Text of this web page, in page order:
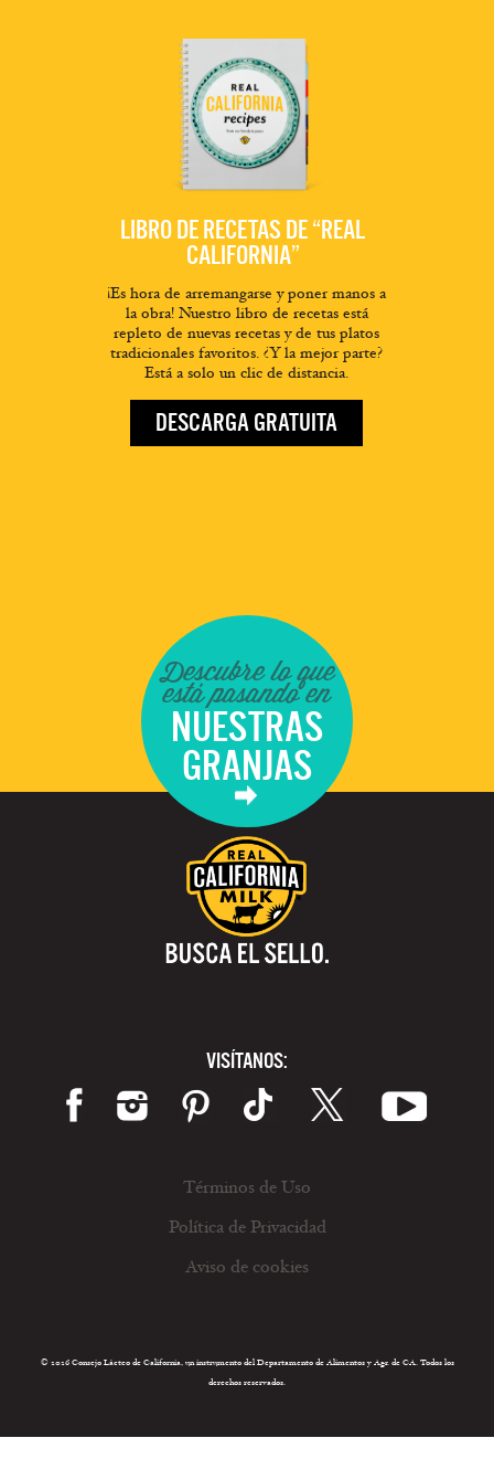
LIBRO DE RECETAS DE “REAL
CALIFORNIA”
¡Es hora de arremangarse y poner manos a
la obra! Nuestro libro de recetas está
repleto de nuevas recetas y de tus platos
tradicionales favoritos. ¿Y la mejor parte?
Está a solo un clic de distancia.
DESCARGA GRATUITA
Descubre lo que
está pasando en
NUESTRAS
GRANJAS
VISÍTANOS:
Términos de Uso
Política de Privacidad
Aviso de cookies
© 2026 Consejo Lácteo de California, un instrumento del Departamento de Alimentos y Agr. de CA. Todos los
derechos reservados.